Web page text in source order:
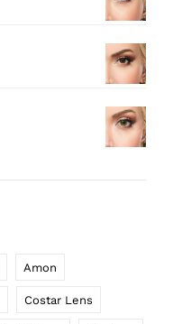
Amon
Costar Lens